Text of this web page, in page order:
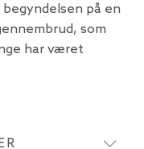
på en
som
har været